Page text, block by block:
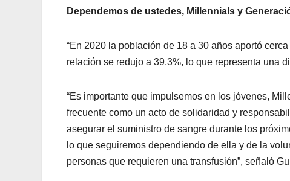
Dependemos de ustedes, Millennials y
“En 2020 la población de 18 a 30 años aportó
relación se redujo a 39,3%, lo que representa una
“Es importante que impulsemos en los jóvenes,
frecuente como un acto de solidaridad y
asegurar el suministro de sangre durante los
lo que seguiremos dependiendo de ella y de la
personas que requieren una transfusión”, señaló